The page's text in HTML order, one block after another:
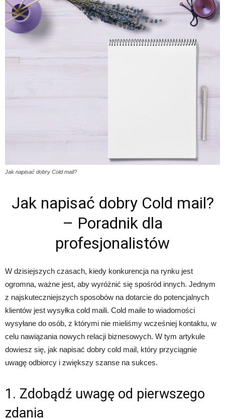
Jak napisać dobry Cold mail?
Jak napisać dobry Cold mail?
– Poradnik dla
profesjonalistów
W dzisiejszych czasach, kiedy konkurencja na rynku jest
ogromna, ważne jest, aby wyróżnić się spośród innych. Jednym
z najskuteczniejszych sposobów na dotarcie do potencjalnych
klientów jest wysyłka cold maili. Cold maile to wiadomości
wysyłane do osób, z którymi nie mieliśmy wcześniej kontaktu, w
celu nawiązania nowych relacji biznesowych. W tym artykule
dowiesz się, jak napisać dobry cold mail, który przyciągnie
uwagę odbiorcy i zwiększy szanse na sukces.
1. Zdobądź uwagę od pierwszego
zdania